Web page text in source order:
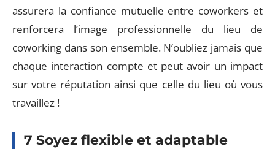
assurera la confiance mutuelle entre coworkers et
renforcera l’image professionnelle du lieu de
coworking dans son ensemble. N’oubliez jamais que
chaque interaction compte et peut avoir un impact
sur votre réputation ainsi que celle du lieu où vous
travaillez !
7 Soyez flexible et adaptable